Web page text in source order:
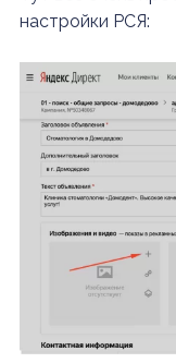
настройки РСЯ: